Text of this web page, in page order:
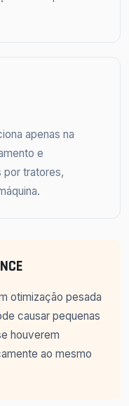
apenas na
e
por tratores,
otimização pesada
causar pequenas
houverem
ao mesmo